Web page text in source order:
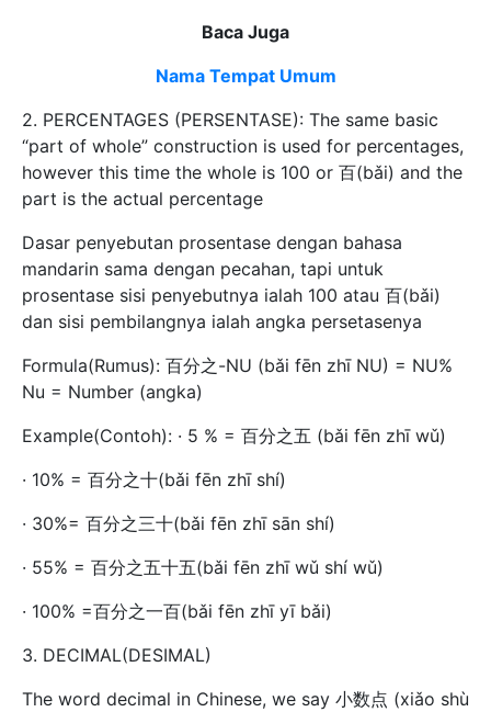
Baca Juga
Nama Tempat Umum
2. PERCENTAGES (PERSENTASE): The same basic
“part of whole” construction is used for percentages,
however this time the whole is 100 or 百(bǎi) and the
part is the actual percentage
Dasar penyebutan prosentase dengan bahasa
mandarin sama dengan pecahan, tapi untuk
prosentase sisi penyebutnya ialah 100 atau 百(bǎi)
dan sisi pembilangnya ialah angka persetasenya
Formula(Rumus): 百分之-NU (bǎi fēn zhī NU) = NU%
Nu = Number (angka)
Example(Contoh): · 5 % = 百分之五 (bǎi fēn zhī wǔ)
· 10% = 百分之十(bǎi fēn zhī shí)
· 30%= 百分之三十(bǎi fēn zhī sān shí)
· 55% = 百分之五十五(bǎi fēn zhī wǔ shí wǔ)
· 100% =百分之一百(bǎi fēn zhī yī bǎi)
3. DECIMAL(DESIMAL)
The word decimal in Chinese, we say 小数点 (xiǎo shù